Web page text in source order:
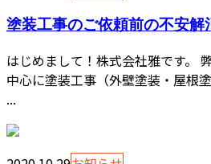
塗装工事のご依頼前の不安解
はじめまして！株式会社雅です。
中心に塗装工事（外壁塗装・屋根
...